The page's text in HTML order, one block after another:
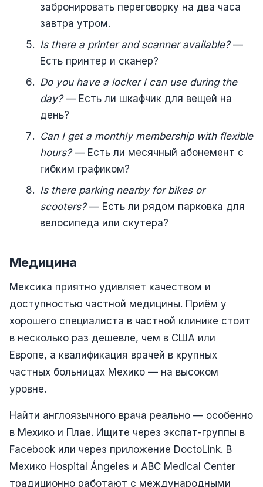
забронировать переговорку на два часа
завтра утром.
Is there a printer and scanner available?—
Есть принтер и сканер?
Do you have a locker I can use during the
day?— Есть ли шкафчик для вещей на
день?
Can I get a monthly membership with flexible
hours?— Есть ли месячный абонемент с
гибким графиком?
Is there parking nearby for bikes or
scooters?— Есть ли рядом парковка для
велосипеда или скутера?
Медицина
Мексика приятно удивляет качеством и
доступностью частной медицины. Приём у
хорошего специалиста в частной клинике стоит
в несколько раз дешевле, чем в США или
Европе, а квалификация врачей в крупных
частных больницах Мехико — на высоком
уровне.
Найти англоязычного врача реально — особенно
в Мехико и Плае. Ищите через экспат-группы в
Facebook или через приложение DoctoLink. В
Мехико Hospital Ángeles и ABC Medical Center
традиционно работают с международными